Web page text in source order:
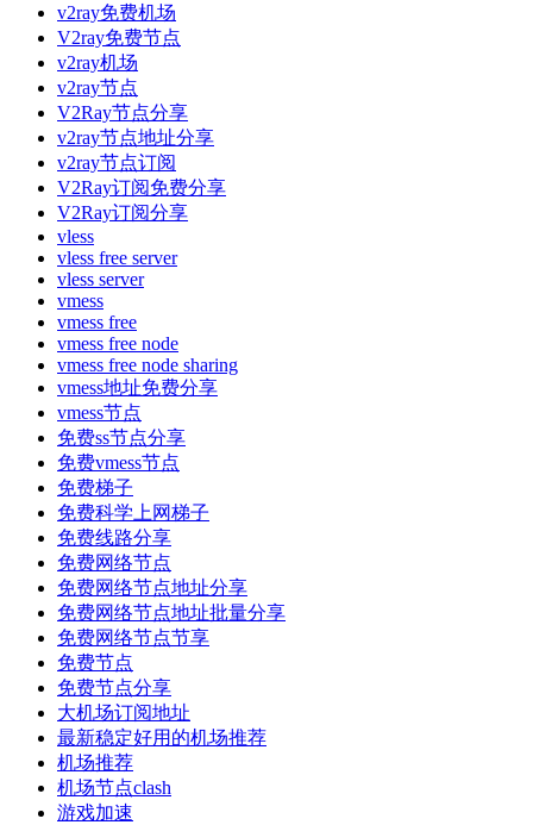
v2ray免费机场
V2ray免费节点
v2ray机场
v2ray节点
V2Ray节点分享
v2ray节点地址分享
v2ray节点订阅
V2Ray订阅免费分享
V2Ray订阅分享
vless
vless free server
vless server
vmess
vmess free
vmess free node
vmess free node sharing
vmess地址免费分享
vmess节点
免费ss节点分享
免费vmess节点
免费梯子
免费科学上网梯子
免费线路分享
免费网络节点
免费网络节点地址分享
免费网络节点地址批量分享
免费网络节点节享
免费节点
免费节点分享
大机场订阅地址
最新稳定好用的机场推荐
机场推荐
机场节点clash
游戏加速